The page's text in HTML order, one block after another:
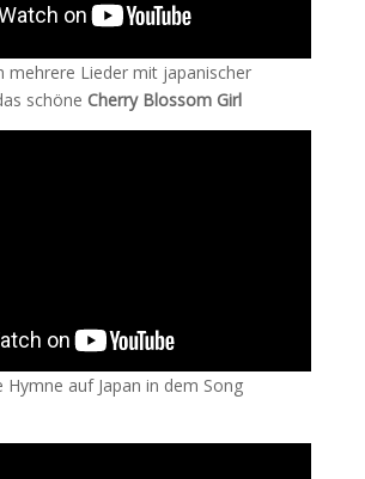
mehrere Lieder mit japanischer
schöne Cherry Blossom Girl
auf Japan in dem Song